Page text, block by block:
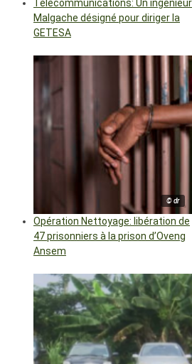
Télécommunications: Un ingénieur
Malgache désigné pour diriger la
GETESA
© dr
Opération Nettoyage: libération de
47 prisonniers à la prison d’Oveng
Ansem